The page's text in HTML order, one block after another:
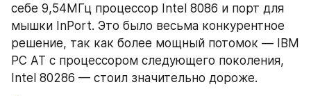
себе 9,54МГц процессор Intel 8086 и порт для
мышки InPort. Это было весьма конкурентное
решение, так как более мощный потомок — IBM
PC AT с процессором следующего поколения,
Intel 80286 — стоил значительно дороже.